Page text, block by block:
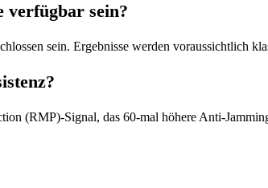
verfügbar sein?
sein. Ergebnisse werden voraussichtlich
(RMP)-Signal, das 60-mal höhere Anti-